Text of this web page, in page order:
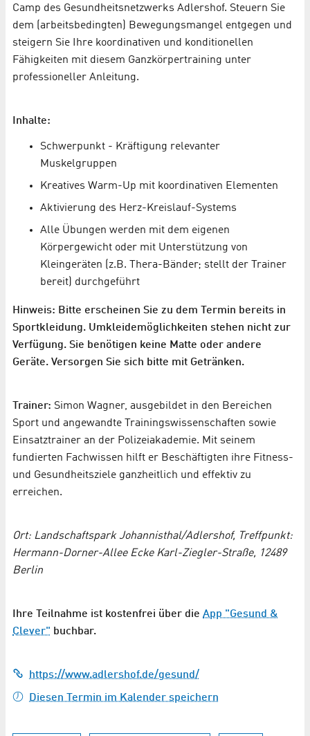
Camp des Gesundheitsnetzwerks Adlershof. Steuern Sie
dem (arbeitsbedingten) Bewegungsmangel entgegen und
steigern Sie Ihre koordinativen und konditionellen
Fähigkeiten mit diesem Ganzkörpertraining unter
professioneller Anleitung.
Inhalte:
Schwerpunkt - Kräftigung relevanter
Muskelgruppen
Kreatives Warm-Up mit koordinativen Elementen
Aktivierung des Herz-Kreislauf-Systems
Alle Übungen werden mit dem eigenen
Körpergewicht oder mit Unterstützung von
Kleingeräten (z.B. Thera-Bänder; stellt der Trainer
bereit) durchgeführt
Hinweis: Bitte erscheinen Sie zu dem Termin bereits in
Sportkleidung. Umkleidemöglichkeiten stehen nicht zur
Verfügung. Sie benötigen keine Matte oder andere
Geräte. Versorgen Sie sich bitte mit Getränken.
Trainer: Simon Wagner, ausgebildet in den Bereichen
Sport und angewandte Trainingswissenschaften sowie
Einsatztrainer an der Polizeiakademie. Mit seinem
fundierten Fachwissen hilft er Beschäftigten ihre Fitness-
und Gesundheitsziele ganzheitlich und effektiv zu
erreichen.
Ort: Landschaftspark Johannisthal/Adlershof, Treffpunkt:
Hermann-Dorner-Allee Ecke Karl-Ziegler-Straße, 12489
Berlin
Ihre Teilnahme ist kostenfrei über die App "Gesund &
Clever" buchbar.
https://www.adlershof.de/gesund/
Diesen Termin im Kalender speichern